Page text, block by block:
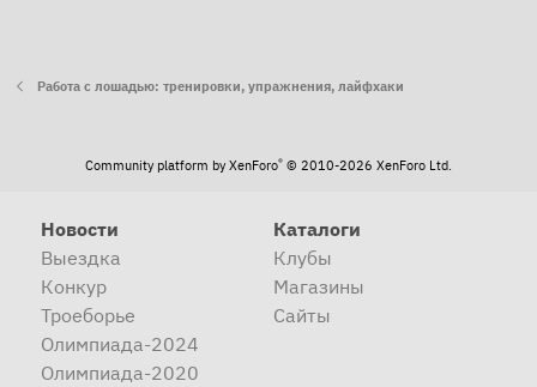
Работа с лошадью: тренировки, упражнения, лайфхаки
Community platform by XenForo® © 2010-2026 XenForo Ltd.
Новости
Выездка
Конкур
Троеборье
Олимпиада-2024
Олимпиада-2020
Каталоги
Клубы
Магазины
Сайты